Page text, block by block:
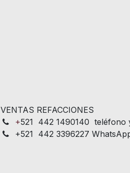
VENTAS REFACCIONES
+521 442 1490140 teléfono
+521 442 3396227